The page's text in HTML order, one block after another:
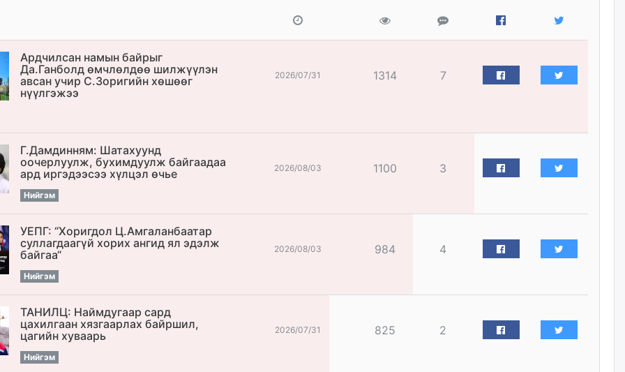
Худалдагч Н.Амарзаяа:
тасралтгүй үргэлжилж байна
өчигдѳр
Ардчилсан намын байрыг
Да.Ганболд өмчлөлдөө шилжүүлэн
авсан учир С.Зоригийн хөшөөг
нүүлгэжээ
2026/07/31 1314 7
Г.Дамдинням: Шатахуунд
оочерлуулж, бухимдуулж байгаадаа
ард иргэдээсээ хүлцэл өчье
Нийгэм
2026/08/03 1100 3
УЕПГ: “Хоригдол Ц.Амгаланбаатар
cуллагдаагүй хорих ангид ял эдэлж
байгаа“
Нийгэм
2026/08/03 984 4
ТАНИЛЦ: Наймдугаар сард
цахилгаан хязгаарлах байршил,
цагийн хуваарь
Нийгэм
2026/07/31 825 2